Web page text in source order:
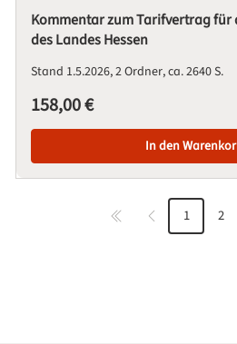
Kommentar zum Tarifvertrag für
des Landes Hessen
Stand 1.5.20262 Ordnerca. 2640 S.
Regulärer Preis:
158,00 €
In den
Seite
1 Seite
2